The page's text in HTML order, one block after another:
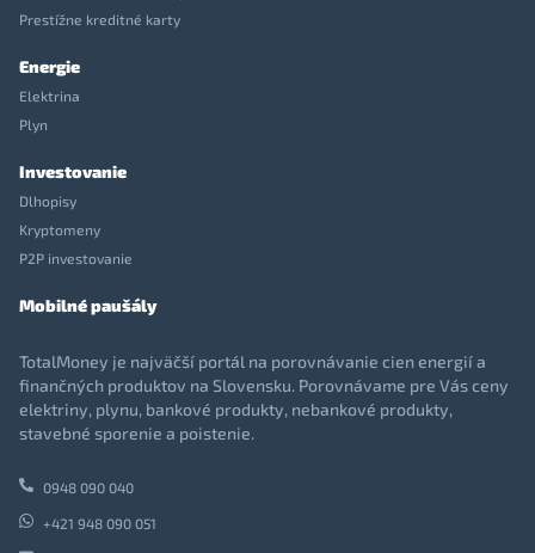
Prestížne kreditné karty
Energie
Elektrina
Plyn
Investovanie
Dlhopisy
Kryptomeny
P2P investovanie
Mobilné paušály
TotalMoney je najväčší portál na porovnávanie cien energií a
finančných produktov na Slovensku. Porovnávame pre Vás ceny
elektriny, plynu, bankové produkty, nebankové produkty,
stavebné sporenie a poistenie.
0948 090 040
+421 948 090 051